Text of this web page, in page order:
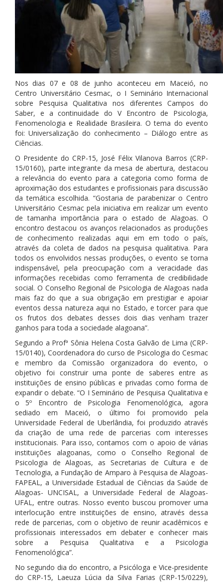
Nos dias 07 e 08 de junho aconteceu em Maceió, no
Centro Universitário Cesmac, o I Seminário Internacional
sobre Pesquisa Qualitativa nos diferentes Campos do
Saber, e a continuidade do V Encontro de Psicologia,
Fenomenologia e Realidade Brasileira. O tema do evento
foi: Universalização do conhecimento – Diálogo entre as
Ciências.
O Presidente do CRP-15, José Félix Vilanova Barros (CRP-
15/0160), parte integrante da mesa de abertura, destacou
a relevância do evento para a categoria como forma de
aproximação dos estudantes e profissionais para discussão
da temática escolhida. “Gostaria de parabenizar o Centro
Universitário Cesmac pela iniciativa em realizar um evento
de tamanha importância para o estado de Alagoas. O
encontro destacou os avanços relacionados as produções
de conhecimento realizadas aqui em em todo o país,
através da coleta de dados na pesquisa qualitativa. Para
todos os envolvidos nessas produções, o evento se torna
indispensável, pela preocupação com a veracidade das
informações recebidas como ferramenta de credibilidade
social. O Conselho Regional de Psicologia de Alagoas nada
mais faz do que a sua obrigação em prestigiar e apoiar
eventos dessa natureza aqui no Estado, e torcer para que
os frutos dos debates desses dois dias venham trazer
ganhos para toda a sociedade alagoana”.
Segundo a Profª Sônia Helena Costa Galvão de Lima (CRP-
15/0140), Coordenadora do curso de Psicologia do Cesmac
e membro da Comissão organizadora do evento, o
objetivo foi construir uma ponte de saberes entre as
instituições de ensino públicas e privadas como forma de
expandir o debate. “O I Seminário de Pesquisa Qualitativa e
o 5º Encontro de Psicologia Fenomenológica, agora
sediado em Maceió, o último foi promovido pela
Universidade Federal de Uberlândia, foi produzido através
da criação de uma rede de parcerias com interesses
institucionais. Para isso, contamos com o apoio de várias
instituições alagoanas, como o Conselho Regional de
Psicologia de Alagoas, as Secretarias de Cultura e de
Tecnologia, a Fundação de Amparo à Pesquisa de Alagoas-
FAPEAL, a Universidade Estadual de Ciências da Saúde de
Alagoas- UNCISAL, a Universidade Federal de Alagoas-
UFAL, entre outras. Nosso evento buscou promover uma
interlocução entre instituições de ensino, através dessa
rede de parcerias, com o objetivo de reunir acadêmicos e
profissionais interessados em debater e conhecer mais
sobre a Pesquisa Qualitativa e a Psicologia
Fenomenológica”.
No segundo dia do encontro, a Psicóloga e Vice-presidente
do CRP-15, Laeuza Lúcia da Silva Farias (CRP-15/0229),